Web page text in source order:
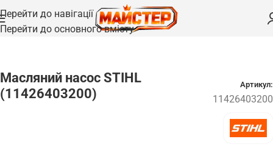
Перейти до навігації
Перейти до основного вмісту
Головна /Запчастини/Насоси та сопла
Масляний насос STIHL
(11426403200)
Артикул:
11426403200